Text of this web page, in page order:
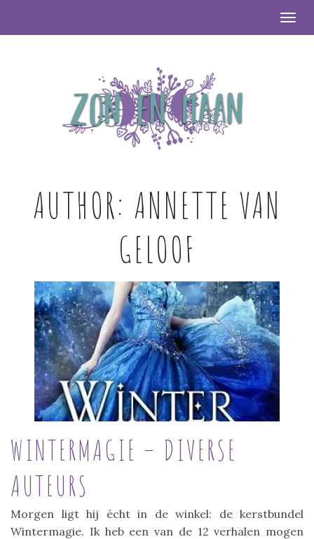
AUTHOR: ANNETTE VAN
GELOOF
WINTERMAGIE – DIVERSE
AUTEURS
Morgen ligt hij écht in de winkel: de kerstbundel
Wintermagie. Ik heb een van de 12 verhalen mogen